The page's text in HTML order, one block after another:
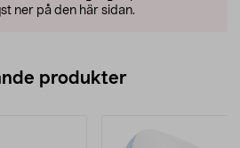
ner på den här sidan.
produkter